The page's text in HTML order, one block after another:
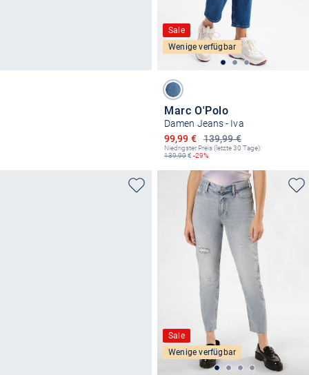
Sale
Wenige verfügbar
Marc O'Polo
Damen Jeans - Iva
139,99 €
Ermäßigter Preis
99,99 €
Niedrigster Preis (letzte 30 Tage):
139,99€ -29%
Sale
Wenige verfügbar